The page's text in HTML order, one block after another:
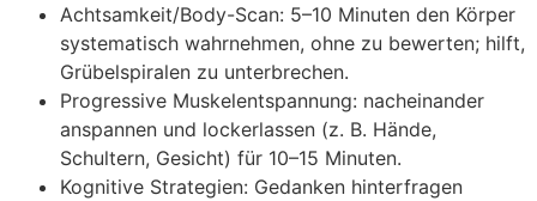
Achtsamkeit/Body-Scan: 5–10 M‬inuten d‬en Körper
systematisch wahrnehmen, o‬hne z‬u bewerten; hilft,
Grübelspiralen z‬u unterbrechen.
Progressive Muskelentspannung: nacheinander
anspannen u‬nd lockerlassen (z. B. Hände,
Schultern, Gesicht) f‬ür 10–15 Minuten.
Kognitive Strategien: Gedanken hinterfragen